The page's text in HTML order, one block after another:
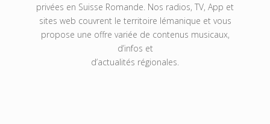
privées en Suisse Romande. Nos radios, TV, App et
sites web couvrent le territoire lémanique et vous
propose une offre variée de contenus musicaux,
d’infos et
d’actualités régionales.